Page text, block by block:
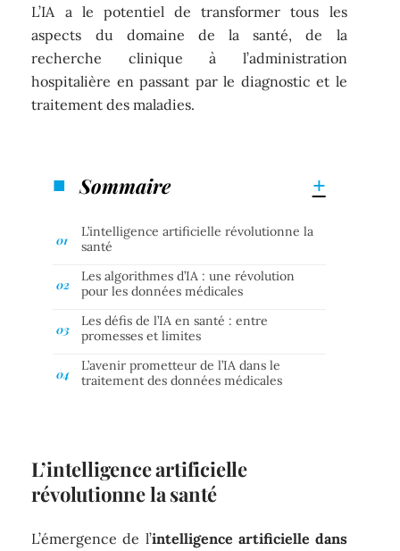
L’IA a le potentiel de transformer tous les
aspects du domaine de la santé, de la
recherche clinique à l’administration
hospitalière en passant par le diagnostic et le
traitement des maladies.
Sommaire
L’intelligence artificielle révolutionne la
santé
Les algorithmes d’IA : une révolution
pour les données médicales
Les défis de l’IA en santé : entre
promesses et limites
L’avenir prometteur de l’IA dans le
traitement des données médicales
L’intelligence artificielle
révolutionne la santé
L’émergence de l’intelligence artificielle dans